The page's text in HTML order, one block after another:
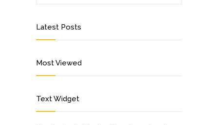
Latest Posts
Most Viewed
Text Widget